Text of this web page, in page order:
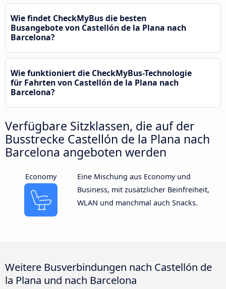
Wie findet CheckMyBus die besten
Busangebote von Castellón de la Plana nach
Barcelona?
Wie funktioniert die CheckMyBus-Technologie
für Fahrten von Castellón de la Plana nach
Barcelona?
Verfügbare Sitzklassen, die auf der
Busstrecke Castellón de la Plana nach
Barcelona angeboten werden
Economy
Eine Mischung aus Economy und
Business, mit zusätzlicher Beinfreiheit,
WLAN und manchmal auch Snacks.
Weitere Busverbindungen nach Castellón de
la Plana und nach Barcelona